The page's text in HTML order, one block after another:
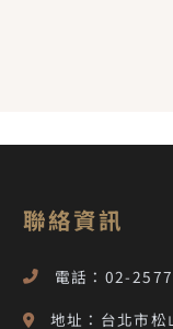
聯絡資訊
電話：02-
地址：台北市